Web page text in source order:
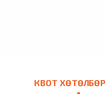
КВОТ